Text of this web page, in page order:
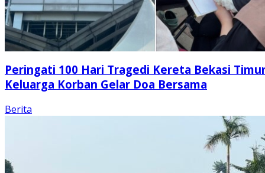
Peringati 100 Hari Tragedi Kereta Bekasi
Keluarga Korban Gelar Doa Bersama
Berita